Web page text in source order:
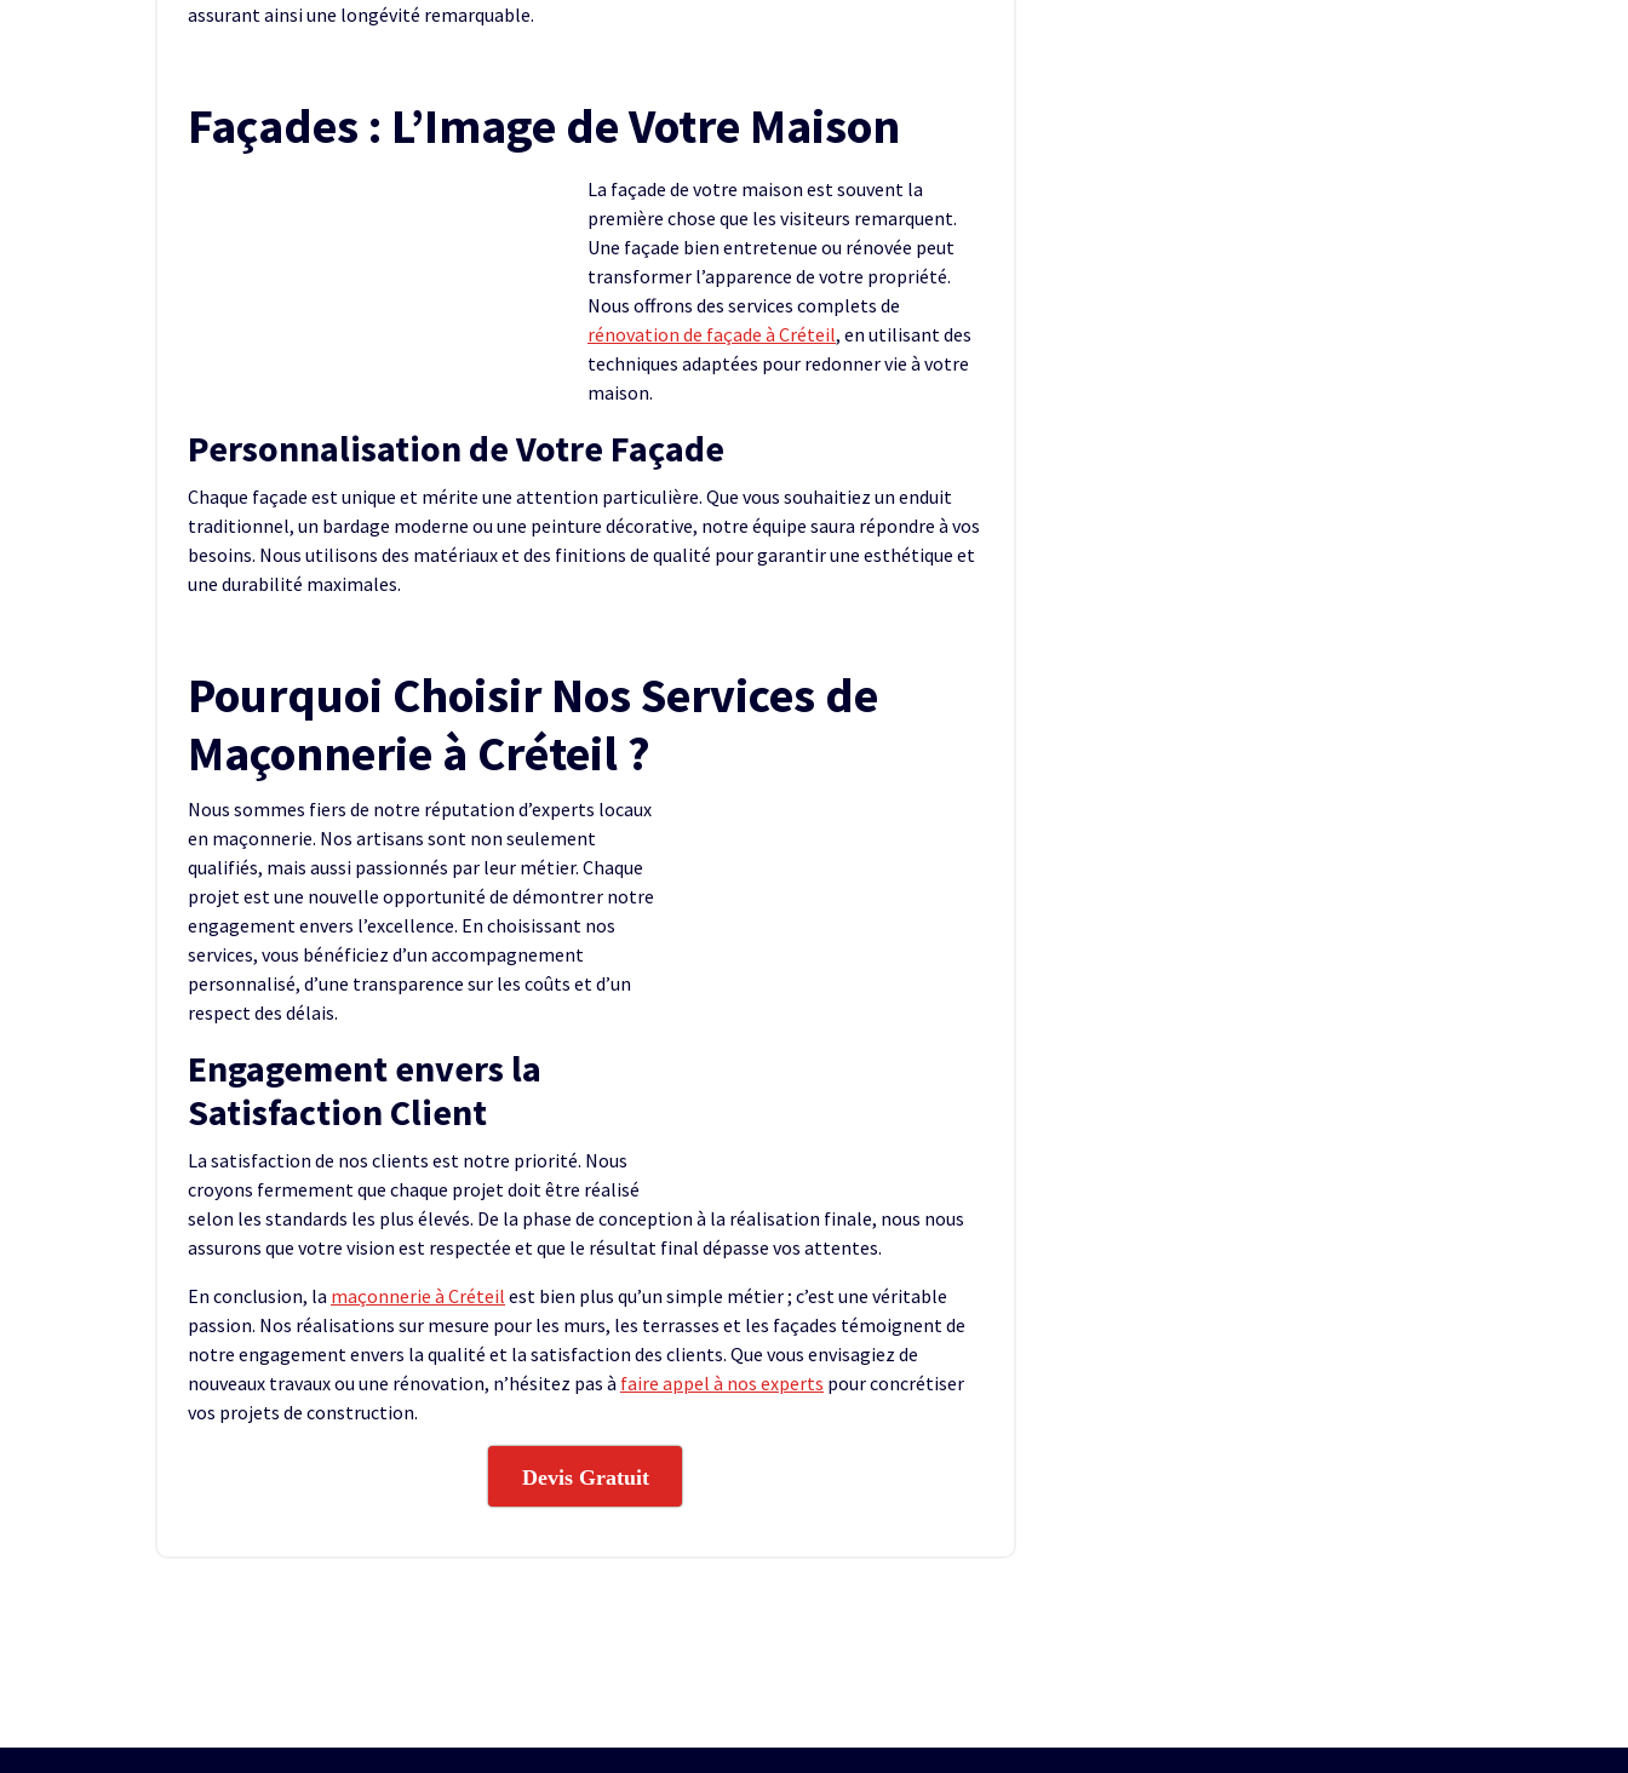
assurant ainsi une longévité remarquable.
Façades : L’Image de Votre Maison
La façade de votre maison est souvent la
première chose que les visiteurs remarquent.
Une façade bien entretenue ou rénovée peut
transformer l’apparence de votre propriété.
Nous offrons des services complets de
rénovation de façade à Créteil, en utilisant des
techniques adaptées pour redonner vie à votre
maison.
Personnalisation de Votre Façade
Chaque façade est unique et mérite une attention particulière. Que vous souhaitiez un enduit
traditionnel, un bardage moderne ou une peinture décorative, notre équipe saura répondre à vos
besoins. Nous utilisons des matériaux et des finitions de qualité pour garantir une esthétique et
une durabilité maximales.
Pourquoi Choisir Nos Services de
Maçonnerie à Créteil ?
Nous sommes fiers de notre réputation d’experts locaux
en maçonnerie. Nos artisans sont non seulement
qualifiés, mais aussi passionnés par leur métier. Chaque
projet est une nouvelle opportunité de démontrer notre
engagement envers l’excellence. En choisissant nos
services, vous bénéficiez d’un accompagnement
personnalisé, d’une transparence sur les coûts et d’un
respect des délais.
Engagement envers la
Satisfaction Client
La satisfaction de nos clients est notre priorité. Nous
croyons fermement que chaque projet doit être réalisé
selon les standards les plus élevés. De la phase de conception à la réalisation finale, nous nous
assurons que votre vision est respectée et que le résultat final dépasse vos attentes.
En conclusion, la maçonnerie à Créteil est bien plus qu’un simple métier ; c’est une véritable
passion. Nos réalisations sur mesure pour les murs, les terrasses et les façades témoignent de
notre engagement envers la qualité et la satisfaction des clients. Que vous envisagiez de
nouveaux travaux ou une rénovation, n’hésitez pas à faire appel à nos experts pour concrétiser
vos projets de construction.
Devis Gratuit